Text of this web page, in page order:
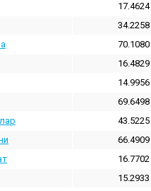
17.4624
34.2258
70.1080
16.4829
14.9956
69.6498
43.5225
66.4909
16.7702
15.2933